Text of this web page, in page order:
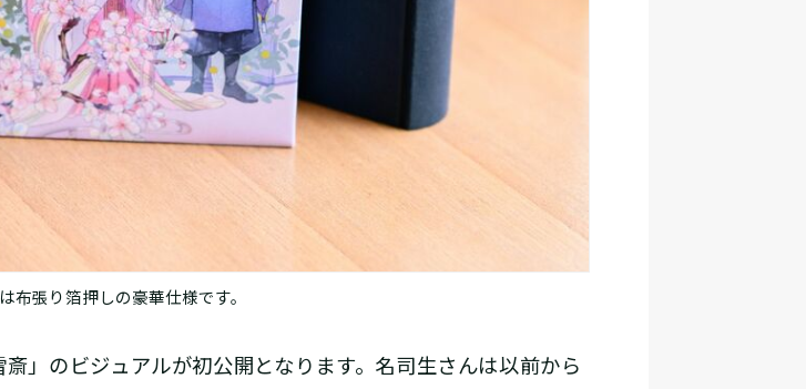
布張り箔押しの豪華仕様です。
のビジュアルが初公開となります。名司生さんは以前から